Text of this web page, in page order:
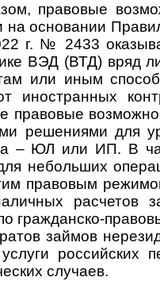
правовые
на основании
г. № 2433
ВЭД (ВТД) вряд
или иным
ино­стран­ных
правовые
реше­ниями для
– ЮЛ или ИП. В
небольших
правовым
расчетов
граждан­ско-­
займов
рос­сий­ских
случаев.